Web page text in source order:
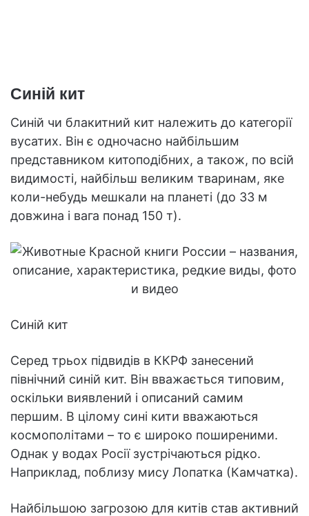
Синій кит
Синій чи блакитний кит належить до категорії
вусатих. Він є одночасно найбільшим
представником китоподібних, а також, по всій
видимості, найбільш великим тваринам, яке
коли-небудь мешкали на планеті (до 33 м
довжина і вага понад 150 т).
Синій кит
Серед трьох підвидів в ККРФ занесений
північний синій кит. Він вважається типовим,
оскільки виявлений і описаний самим
першим. В цілому сині кити вважаються
космополітами – то є широко поширеними.
Однак у водах Росії зустрічаються рідко.
Наприклад, поблизу мису Лопатка (Камчатка).
Найбільшою загрозою для китів став активний